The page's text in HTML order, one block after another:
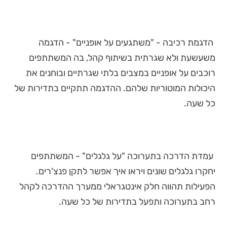
הדגמת רכיבה - "משתגעים על אופניים" - הדגמה
משעשעת ולא שגרתית בשיתוף קהל, בה המשתתפים
רוכבים על אופניים במצבים בלתי שגרתיים ובוחנים את
היכולות המוטוריות שלהם. ההדגמה תתקיים בתדירות של
כל שעה.
עמדת הדרכה בתערוכה "על גלגלים" - המשתתפים
יחקרו גלגלים שונים ויראו איך אפשר לתקן פנצ'רים.
הפעילות תהווה חלק אינטגראלי ממערך ההדרכה לקהל
רחב בתערוכה ותפעל בתדירות של כל שעה.